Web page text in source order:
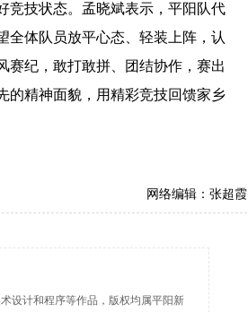
竞技状态。孟晓斌表示，平阳队代
全体队员放平心态、轻装上阵，认
赛纪，敢打敢拼、团结协作，赛出
的精神面貌，用精彩竞技回馈家乡
网络编辑：张超霞
设计和程序等作品，版权均属平阳新